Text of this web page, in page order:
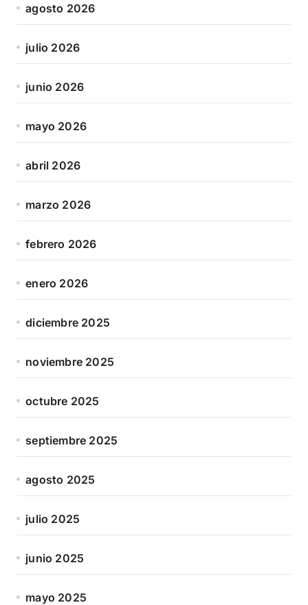
agosto 2026
julio 2026
junio 2026
mayo 2026
abril 2026
marzo 2026
febrero 2026
enero 2026
diciembre 2025
noviembre 2025
octubre 2025
septiembre 2025
agosto 2025
julio 2025
junio 2025
mayo 2025